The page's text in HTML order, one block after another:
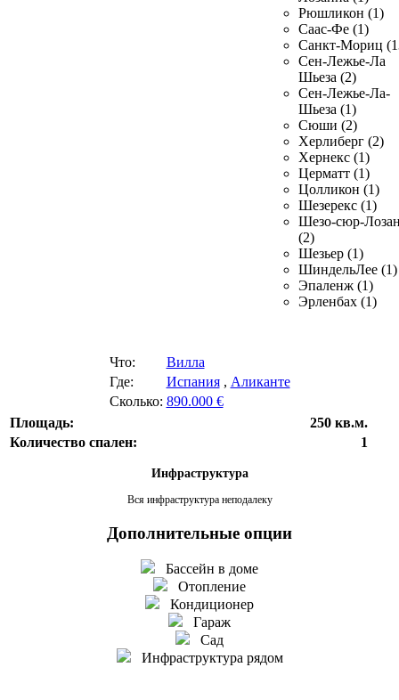
Рюшликон (1)
Саас-Фе (1)
Санкт-Мориц
Сен-Лежье-Ла
Шьеза (2)
Сен-Лежье-Ла-
Шьеза (1)
Сюши (2)
Херлиберг (2)
Хернекс (1)
Церматт (1)
Цолликон (1)
Шезерекс (1)
Шезо-сюр-
(2)
Шезьер (1)
ШиндельЛее (1)
Эпаленж (1)
Эрленбах (1)
Что:
Вилла
Где:
Испания, Аликанте
Сколько: 890.000 €
Площадь:
250 кв.м.
Количество спален:
1
Инфраструктура
Вся инфраструктура неподалеку
Дополнительные опции
Бассейн в доме
Отопление
Кондиционер
Гараж
Сад
Инфраструктура рядом